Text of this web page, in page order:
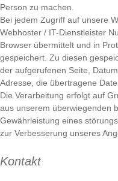
Person zu machen.
Bei jedem Zugriff auf unsere
Webhoster / IT-Dienstleister
Browser übermittelt und in
gespeichert. Zu diesen
der aufgerufenen Seite,
Adresse, die übertragene
Die Verarbeitung erfolgt auf
aus unserem überwiegenden
Gewährleistung eines
zur Verbesserung unseres
Kontakt